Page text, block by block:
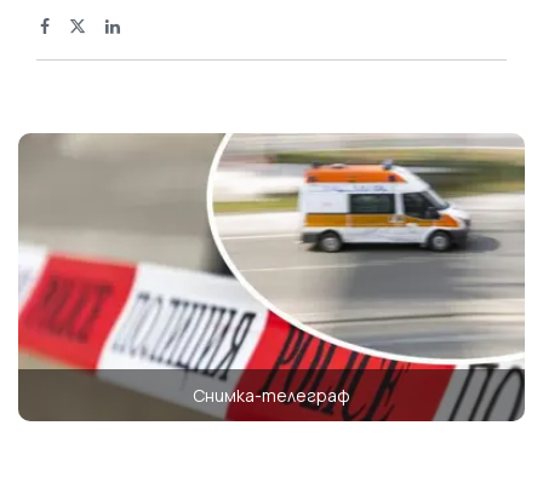
Снимка-телеграф